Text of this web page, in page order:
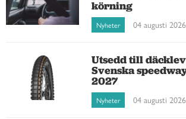
körning
Nyheter 04 augusti 2026
Utsedd till
Svenska
2027
Nyheter 04 augusti 2026